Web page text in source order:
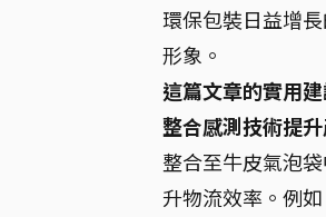
環保包裝日益增
形象。
這篇文章的實用
整合感測技術提
整合至牛皮氣泡
升物流效率。例